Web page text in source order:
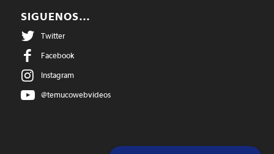
SIGUENOS…
Twitter
Facebook
Instagram
@temucowebvideos